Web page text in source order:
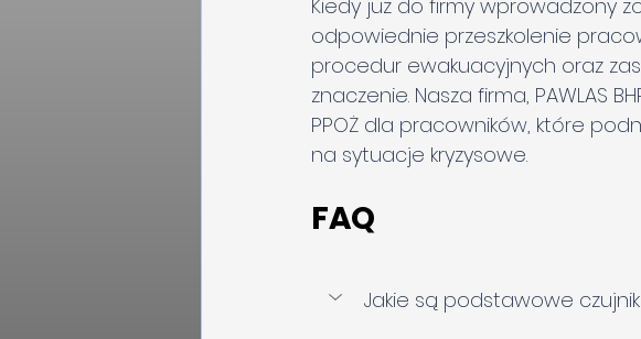
Kiedy już do firmy wprowadzony
odpowiednie przeszkolenie
procedur ewakuacyjnych oraz
znaczenie. Nasza firma, PAWLAS
PPOŻ dla pracowników, które
na sytuacje kryzysowe.
FAQ
Jakie są podstawowe